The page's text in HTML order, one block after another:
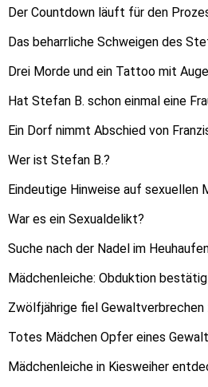
Der Countdown läuft für den
Das beharrliche Schweigen des
Drei Morde und ein Tattoo mit
Hat Stefan B. schon einmal eine
Ein Dorf nimmt Abschied von
Wer ist Stefan B.?
Eindeutige Hinweise auf sexuellen
War es ein Sexualdelikt?
Suche nach der Nadel im
Mädchenleiche: Obduktion
Zwölfjährige fiel Gewaltverbrechen
Totes Mädchen Opfer eines
Mädchenleiche in Kiesweiher